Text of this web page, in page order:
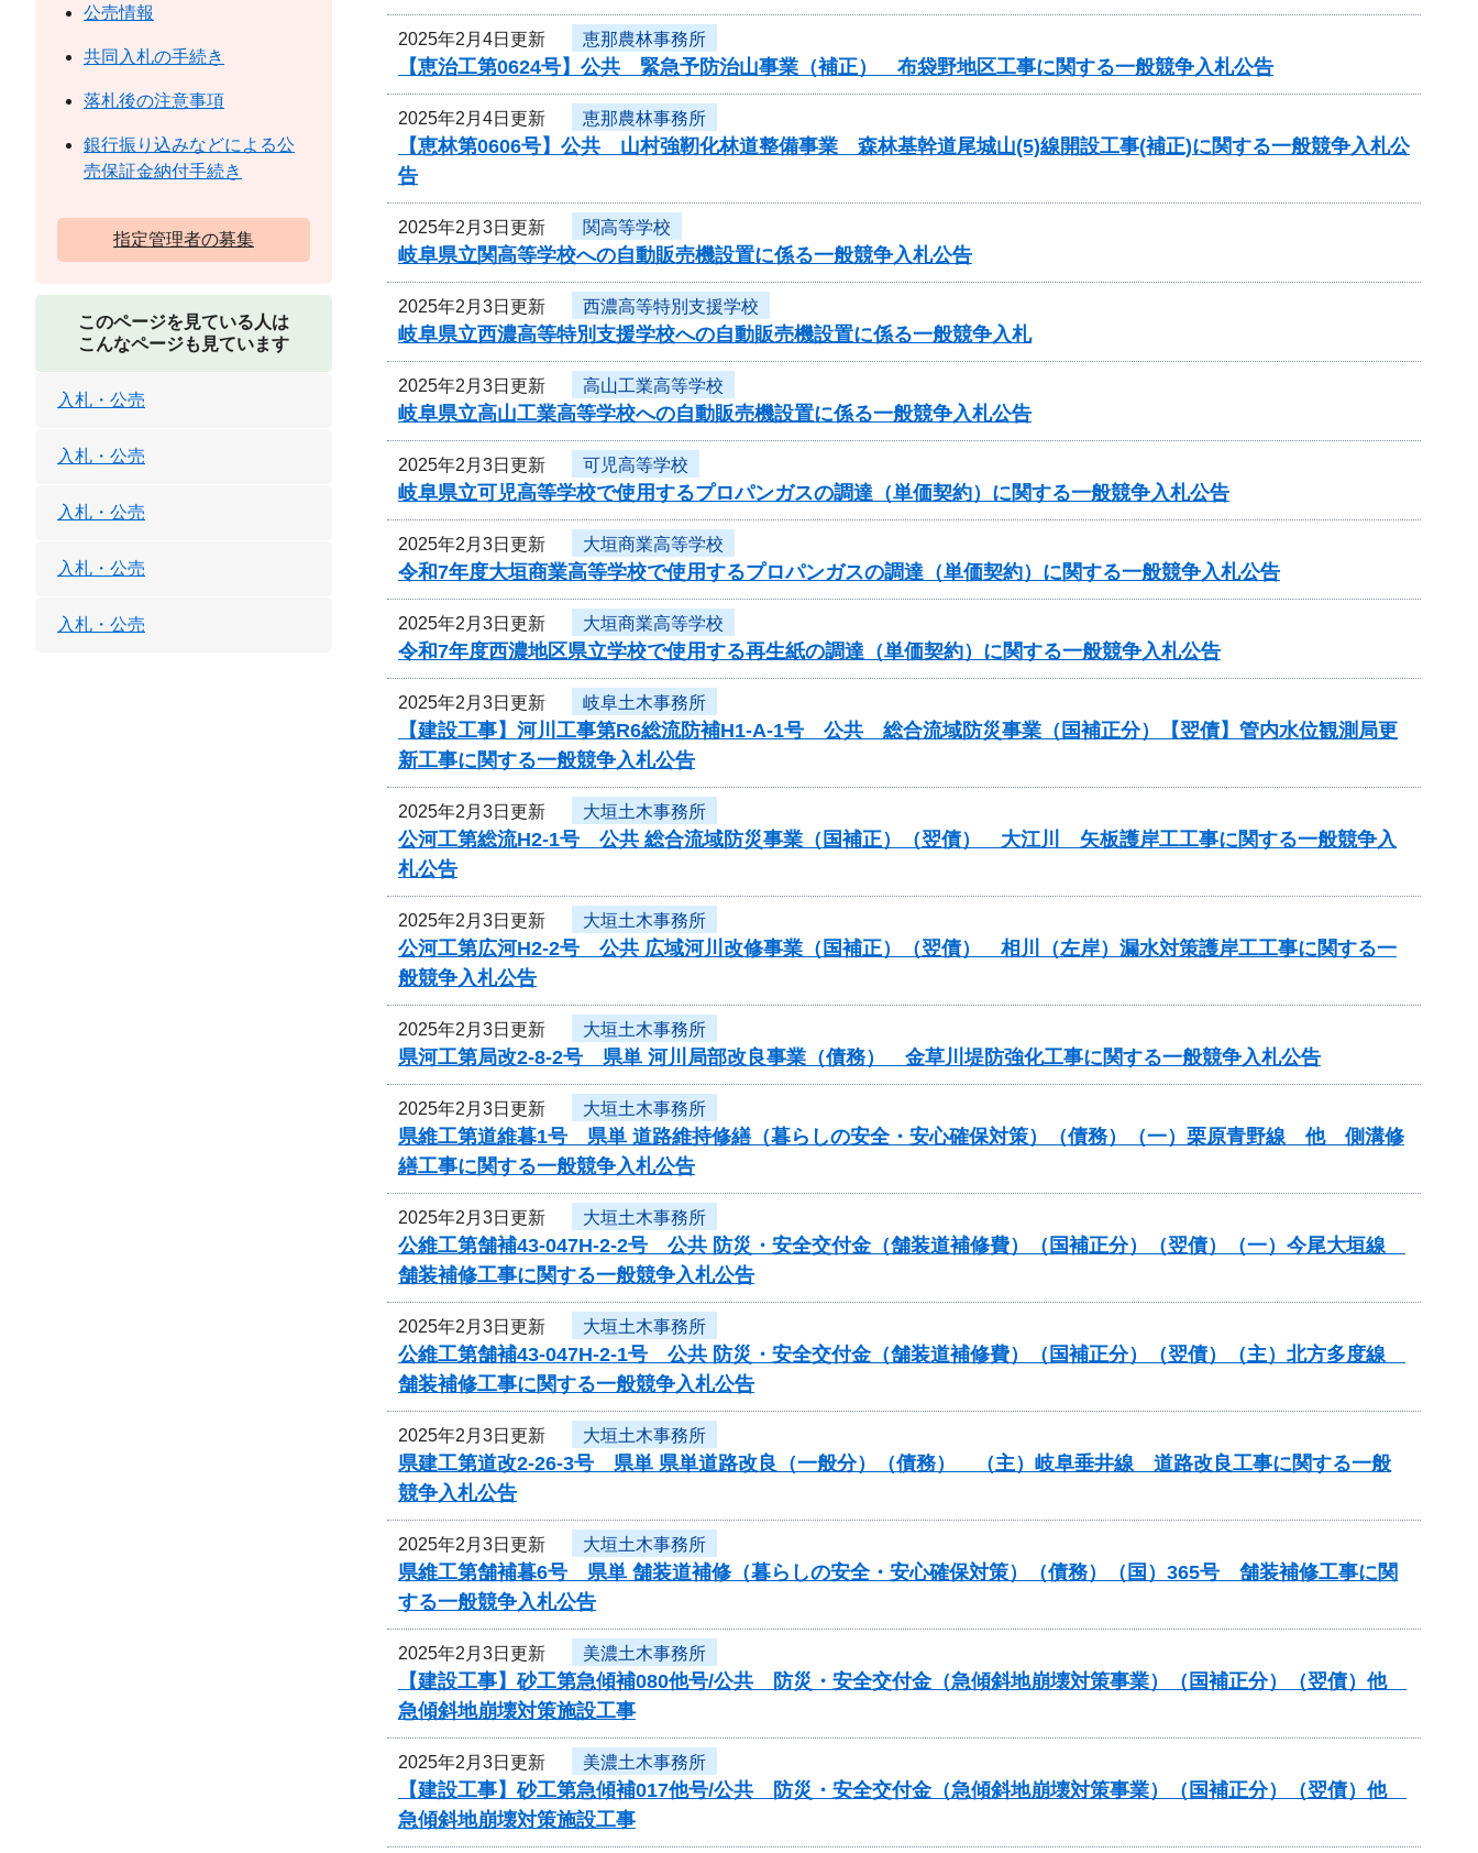
2025年2月4日更新 恵那農林事務所
【恵治工第0624号】公共 緊急予防治山事業（補正） 布袋野地区工事に関する一般競争入札公告
2025年2月4日更新 恵那農林事務所
【恵林第0606号】公共 山村強靭化林道整備事業 森林基幹道尾城山(5)線開設工事(補正)に関する一般競争入札公
告
2025年2月3日更新 関高等学校
岐阜県立関高等学校への自動販売機設置に係る一般競争入札公告
2025年2月3日更新 西濃高等特別支援学校
岐阜県立西濃高等特別支援学校への自動販売機設置に係る一般競争入札
2025年2月3日更新 高山工業高等学校
岐阜県立高山工業高等学校への自動販売機設置に係る一般競争入札公告
2025年2月3日更新 可児高等学校
岐阜県立可児高等学校で使用するプロパンガスの調達（単価契約）に関する一般競争入札公告
2025年2月3日更新 大垣商業高等学校
令和7年度大垣商業高等学校で使用するプロパンガスの調達（単価契約）に関する一般競争入札公告
2025年2月3日更新 大垣商業高等学校
令和7年度西濃地区県立学校で使用する再生紙の調達（単価契約）に関する一般競争入札公告
2025年2月3日更新 岐阜土木事務所
【建設工事】河川工事第R6総流防補H1-A-1号 公共 総合流域防災事業（国補正分）【翌債】管内水位観測局更
新工事に関する一般競争入札公告
2025年2月3日更新 大垣土木事務所
公河工第総流H2-1号 公共 総合流域防災事業（国補正）（翌債） 大江川 矢板護岸工工事に関する一般競争入
札公告
2025年2月3日更新 大垣土木事務所
公河工第広河H2-2号 公共 広域河川改修事業（国補正）（翌債） 相川（左岸）漏水対策護岸工工事に関する一
般競争入札公告
2025年2月3日更新 大垣土木事務所
県河工第局改2-8-2号 県単 河川局部改良事業（債務） 金草川堤防強化工事に関する一般競争入札公告
2025年2月3日更新 大垣土木事務所
県維工第道維暮1号 県単 道路維持修繕（暮らしの安全・安心確保対策）（債務）（一）栗原青野線 他 側溝修
繕工事に関する一般競争入札公告
2025年2月3日更新 大垣土木事務所
公維工第舗補43-047H-2-2号 公共 防災・安全交付金（舗装道補修費）（国補正分）（翌債）（一）今尾大垣線
舗装補修工事に関する一般競争入札公告
2025年2月3日更新 大垣土木事務所
公維工第舗補43-047H-2-1号 公共 防災・安全交付金（舗装道補修費）（国補正分）（翌債）（主）北方多度線
舗装補修工事に関する一般競争入札公告
2025年2月3日更新 大垣土木事務所
県建工第道改2-26-3号 県単 県単道路改良（一般分）（債務） （主）岐阜垂井線 道路改良工事に関する一般
競争入札公告
2025年2月3日更新 大垣土木事務所
県維工第舗補暮6号 県単 舗装道補修（暮らしの安全・安心確保対策）（債務）（国）365号 舗装補修工事に関
する一般競争入札公告
2025年2月3日更新 美濃土木事務所
【建設工事】砂工第急傾補080他号/公共 防災・安全交付金（急傾斜地崩壊対策事業）（国補正分）（翌債）他
急傾斜地崩壊対策施設工事
2025年2月3日更新 美濃土木事務所
【建設工事】砂工第急傾補017他号/公共 防災・安全交付金（急傾斜地崩壊対策事業）（国補正分）（翌債）他
急傾斜地崩壊対策施設工事
公売情報
共同入札の手続き
落札後の注意事項
銀行振り込みなどによる公
売保証金納付手続き
指定管理者の募集
このページを見ている人は
こんなページも見ています
入札・公売
入札・公売
入札・公売
入札・公売
入札・公売